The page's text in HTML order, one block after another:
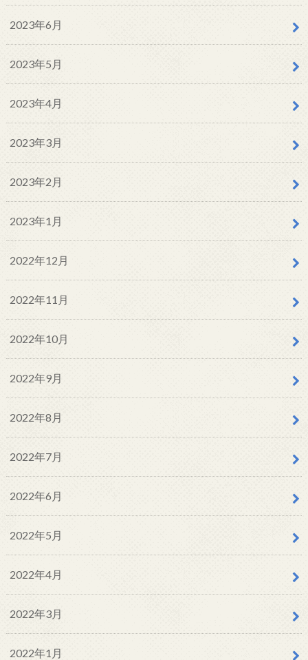
2023年6月
2023年5月
2023年4月
2023年3月
2023年2月
2023年1月
2022年12月
2022年11月
2022年10月
2022年9月
2022年8月
2022年7月
2022年6月
2022年5月
2022年4月
2022年3月
2022年1月